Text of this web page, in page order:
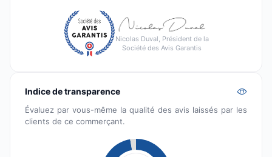
Nicolas Duval, Président de la
Société des Avis Garantis
Indice de transparence
Évaluez par vous-même la qualité des avis laissés par les
clients de ce commerçant.